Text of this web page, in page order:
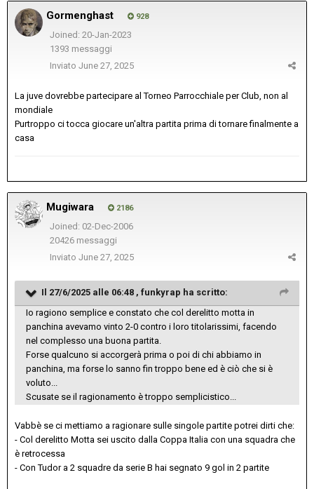
Gormenghast 928
Joined: 20-Jan-2023
1393 messaggi
Inviato June 27, 2025
La juve dovrebbe partecipare al Torneo Parrocchiale per Club, non al
mondiale
Purtroppo ci tocca giocare un'altra partita prima di tornare finalmente a
casa
Mugiwara 2186
Joined: 02-Dec-2006
20426 messaggi
Inviato June 27, 2025
Il 27/6/2025 alle 06:48 , funkyrap ha scritto:
Io ragiono semplice e constato che col derelitto motta in
panchina avevamo vinto 2-0 contro i loro titolarissimi, facendo
nel complesso una buona partita.
Forse qualcuno si accorgerà prima o poi di chi abbiamo in
panchina, ma forse lo sanno fin troppo bene ed è ciò che si è
voluto...
Scusate se il ragionamento è troppo semplicistico...
Vabbè se ci mettiamo a ragionare sulle singole partite potrei dirti che:
- Col derelitto Motta sei uscito dalla Coppa Italia con una squadra che
è retrocessa
- Con Tudor a 2 squadre da serie B hai segnato 9 gol in 2 partite